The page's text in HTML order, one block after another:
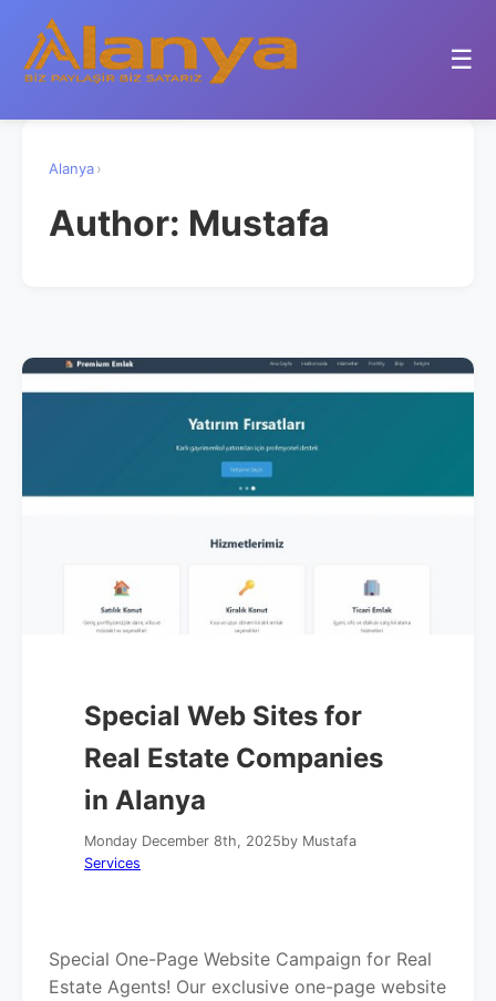
☰
Alanya›
Author: Mustafa
Special Web Sites for
Real Estate Companies
in Alanya
Monday December 8th, 2025by Mustafa
Services
Special One-Page Website Campaign for Real
Estate Agents! Our exclusive one-page website